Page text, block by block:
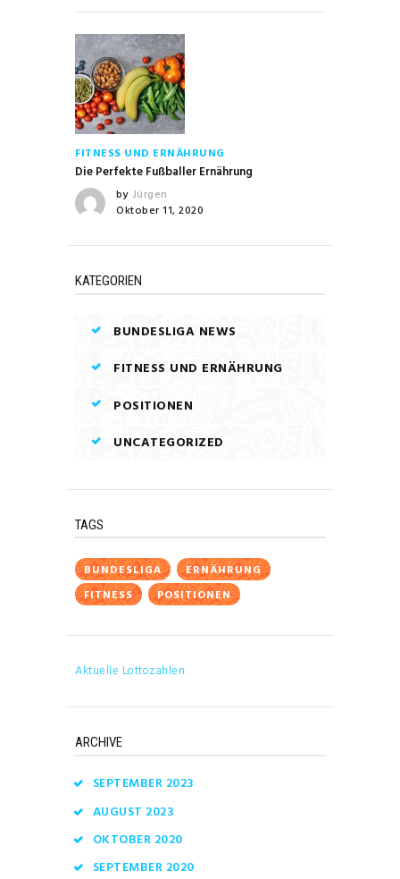
FITNESS UND ERNÄHRUNG
Die Perfekte Fußballer Ernährung
by Jürgen
Oktober 11, 2020
KATEGORIEN
BUNDESLIGA NEWS
FITNESS UND ERNÄHRUNG
POSITIONEN
UNCATEGORIZED
TAGS
BUNDESLIGA
ERNÄHRUNG
FITNESS
POSITIONEN
Aktuelle Lottozahlen
ARCHIVE
SEPTEMBER 2023
AUGUST 2023
OKTOBER 2020
SEPTEMBER 2020